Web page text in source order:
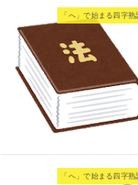
「へ」で始まる四字熟
「へ」で始まる四字熟